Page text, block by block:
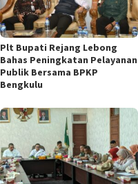
Plt Bupati Rejang Lebong
Bahas Peningkatan Pelayanan
Publik Bersama BPKP
Bengkulu